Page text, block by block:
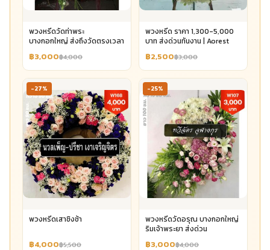
พวงหรีดวัดท่าพระ
บางกอกใหญ่ ส่งถึงวัดตรงเวลา
฿3,000฿4,000
พวงหรีด ราคา 1,300-5,000
บาท ส่งด่วนทันงาน | Aorest
฿2,500฿3,000
-27%
พวงหรีดเสาชิงช้า
฿4,000฿5,500
-25%
พวงหรีดวัดอรุณ บางกอกใหญ่
ริมเจ้าพระยา ส่งด่วน
฿3,000฿4,000